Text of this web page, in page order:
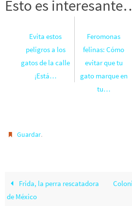
Esto es
Evita estos
peligros a los
gatos de la calle
¡Está…
Feromonas
felinas: Cómo
evitar que tu
gato marque en
tu…
Guardar.
Frida, la perra rescatadora
de México